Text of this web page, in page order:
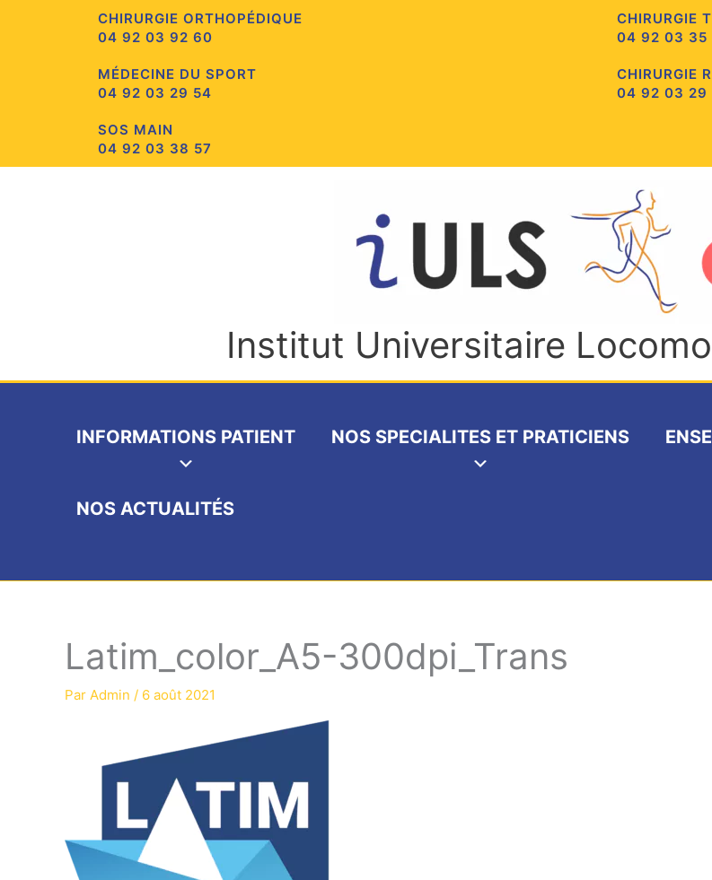
CHIRURGIE ORTHOPÉDIQUE
04 92 03 92 60
CHIRURGIE
04 92 03 35
MÉDECINE DU SPORT
04 92 03 29 54
CHIRURGIE
04 92 03 29
SOS MAIN
04 92 03 38 57
Institut Universitaire
INFORMATIONS PATIENT NOS SPECIALITES ET PRATICIENS
NOS ACTUALITÉS
Latim_color_A5-300dpi_Trans
Par Admin / 6 août 2021